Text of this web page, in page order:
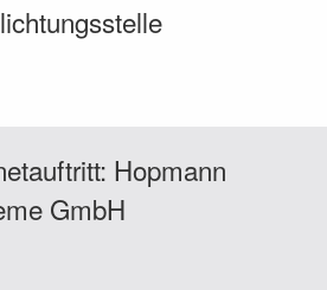
Hopmann
GmbH